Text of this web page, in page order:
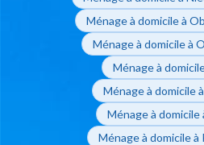
Ménage à domicile à
Ménage à domicile à
Ménage à
Ménage à domicile
Ménage à domicile
Ménage à domicile